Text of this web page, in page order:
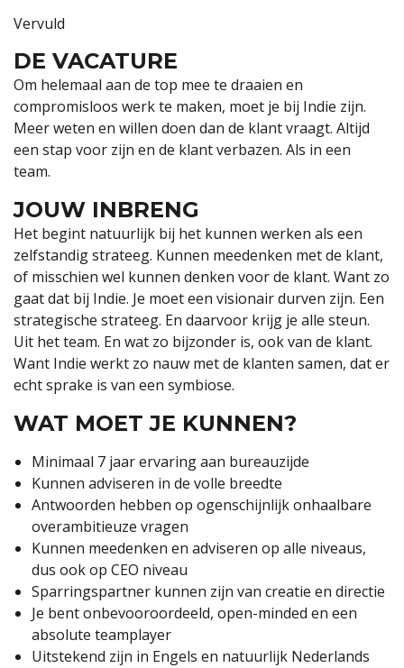
Vervuld
DE VACATURE
Om helemaal aan de top mee te draaien en
compromisloos werk te maken, moet je bij Indie zijn.
Meer weten en willen doen dan de klant vraagt. Altijd
een stap voor zijn en de klant verbazen. Als in een
team.
JOUW INBRENG
Het begint natuurlijk bij het kunnen werken als een
zelfstandig strateeg. Kunnen meedenken met de klant,
of misschien wel kunnen denken voor de klant. Want zo
gaat dat bij Indie. Je moet een visionair durven zijn. Een
strategische strateeg. En daarvoor krijg je alle steun.
Uit het team. En wat zo bijzonder is, ook van de klant.
Want Indie werkt zo nauw met de klanten samen, dat er
echt sprake is van een symbiose.
WAT MOET JE KUNNEN?
Minimaal 7 jaar ervaring aan bureauzijde
Kunnen adviseren in de volle breedte
Antwoorden hebben op ogenschijnlijk onhaalbare
overambitieuze vragen
Kunnen meedenken en adviseren op alle niveaus,
dus ook op CEO niveau
Sparringspartner kunnen zijn van creatie en directie
Je bent onbevooroordeeld, open-minded en een
absolute teamplayer
Uitstekend zijn in Engels en natuurlijk Nederlands